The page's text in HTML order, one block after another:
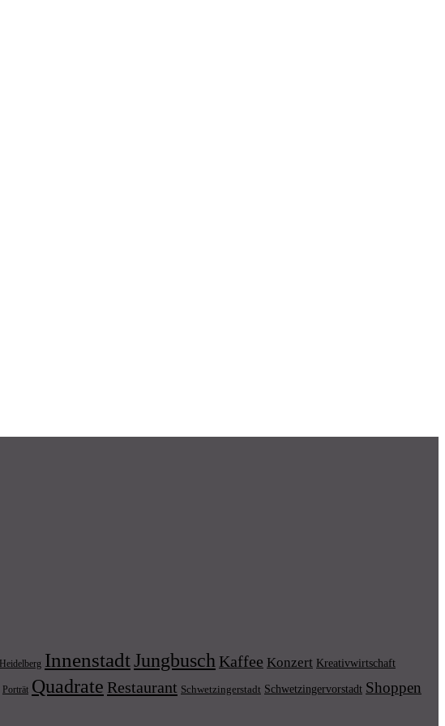
Heidelberg InnenstadtJungbusch Kaffee Konzert Kreativwirtschaft
Porträt Quadrate Restaurant Schwetzingerstadt Schwetzingervorstadt Shoppen